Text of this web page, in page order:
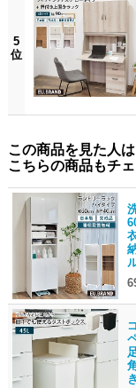
5
位
この商品を見た人は
こちらの商品もチ